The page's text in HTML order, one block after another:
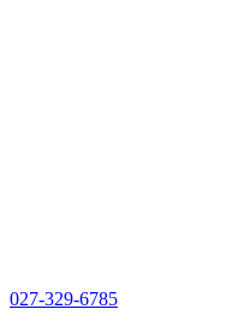
027-329-6785